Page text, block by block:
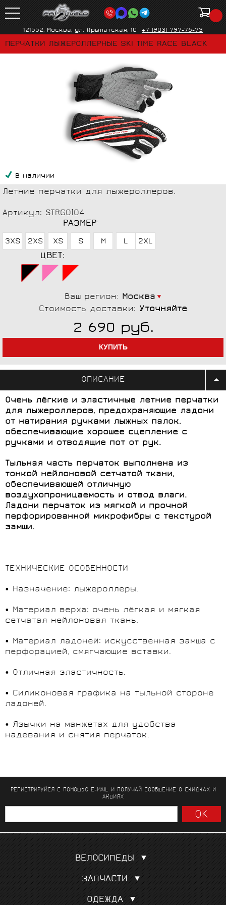
121552, Москва, ул. Крылатская, 10 +7 (903) 797-76-73
ПЕРЧАТКИ ЛЫЖЕРОЛЛЕРНЫЕ SKI TIME RACE BLACK
В наличии
Летние перчатки для лыжероллеров.
Артикул: STRG0104
РАЗМЕР:
3XS 2XS XS S M L 2XL
ЦВЕТ:
Ваш регион: Москва
Стоимость доставки: Уточняйте
2 690 руб.
ОПИСАНИЕ
Очень лёгкие и эластичные летние перчатки
для лыжероллеров, предохраняющие ладони
от натирания ручками лыжных палок,
обеспечивающие хорошее сцепление с
ручками и отводящие пот от рук.
Тыльная часть перчаток выполнена из
тонкой нейлоновой сетчатой ткани,
обеспечивающей отличную
воздухопроницаемость и отвод влаги.
Ладони перчаток из мягкой и прочной
перфорированной микрофибры с текстурой
замши.
ТЕХНИЧЕСКИЕ ОСОБЕННОСТИ
• Назначение: лыжероллеры.
• Материал верха: очень лёгкая и мягкая
сетчатая нейлоновая ткань.
• Материал ладоней: искусственная замша с
перфорацией, смягчающие вставки.
• Отличная эластичность.
• Силиконовая графика на тыльной стороне
ладоней.
• Язычки на манжетах для удобства
надевания и снятия перчаток.
РЕГИСТРИРУЙСЯ С ПОМОЩЬЮ E-MAIL И ПОЛУЧАЙ СООБЩЕНИЕО СКИДКАХ И
АКЦИЯХ
ВЕЛОСИПЕДЫ
Шоссейные
Гравел, кроссовые
Для триатлона и ТТ
ЗАПЧАСТИ
Покрышки, камеры
ОДЕЖДА